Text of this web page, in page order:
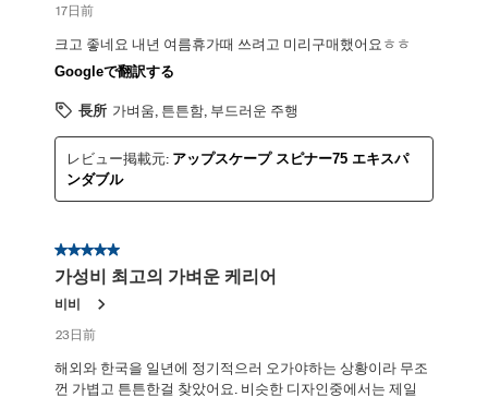
17日前
크고 좋네요 내년 여름휴가때 쓰려고 미리구매했어요ㅎㅎ
Googleで翻訳する
長所 가벼움, 튼튼함, 부드러운 주행
レビュー掲載元: アップスケープ スピナー75 エキスパ
ンダブル
星5／5個です。
가성비 최고의 가벼운 케리어
비비
23日前
해외와 한국을 일년에 정기적으러 오가야하는 상황이라 무조
껀 가볍고 튼튼한걸 찾았어요. 비슷한 디자인중에서는 제일